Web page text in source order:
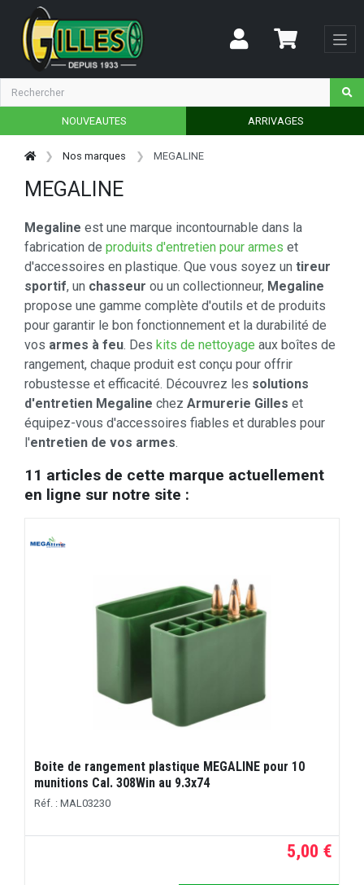
NOUVEAUTES ARRIVAGES
Nos marques MEGALINE
MEGALINE
Megaline est une marque incontournable dans la
fabrication de produits d'entretien pour armes et
d'accessoires en plastique. Que vous soyez un tireur
sportif, un chasseur ou un collectionneur, Megaline
propose une gamme complète d'outils et de produits
pour garantir le bon fonctionnement et la durabilité de
vos armes à feu. Des kits de nettoyage aux boîtes de
rangement, chaque produit est conçu pour offrir
robustesse et efficacité. Découvrez les solutions
d'entretien Megaline chez Armurerie Gilles et
équipez-vous d'accessoires fiables et durables pour
l'entretien de vos armes.
11 articles de cette marque actuellement
en ligne sur notre site :
Boite de rangement plastique MEGALINE pour 10
munitions Cal. 308Win au 9.3x74
Réf. : MAL03230
5,00 €